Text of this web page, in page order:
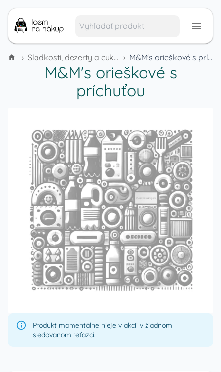
› Sladkosti, dezerty a cukrovinky › M&M's orieškové s príchuťou
M&M's orieškové s
príchuťou
Produkt momentálne nieje v akcii v žiadnom
sledovanom reťazci.